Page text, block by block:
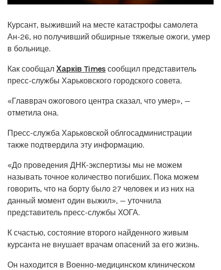
Курсант, выживший на месте катастрофы самолета
Ан-26, но получивший обширные тяжелые ожоги, умер
в больнице.
Как сообщал Харків Times сообщил представитель
пресс-службы Харьковского городского совета.
«Главврач ожогового центра сказал, что умер», —
отметила она.
Пресс-служба Харьковской облгосадминистрации
также подтвердила эту информацию.
«До проведения ДНК-экспертизы мы не можем
называть точное количество погибших. Пока можем
говорить, что на борту было 27 человек и из них на
данный момент один выжил», — уточнила
представитель пресс-службы ХОГА.
К счастью, состояние второго найденного живым
курсанта не внушает врачам опасений за его жизнь.
Он находится в Военно-медицинском клиническом